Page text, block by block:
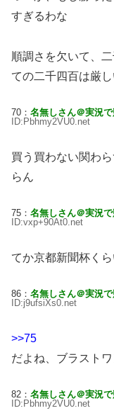
すぎるわな
順調さを欠いて、
ての二千四百は厳
70： 名無しさん＠実況
ID:Pbhmy2VU0.net
買う買わない関わ
らん
75： 名無しさん＠実況
ID:vxp+90At0.net
てか京都新聞杯く
86： 名無しさん＠実況
ID:j9ufsiXs0.net
>>75
だよね、ブラスト
82： 名無しさん＠実況
ID:Pbhmy2VU0.net